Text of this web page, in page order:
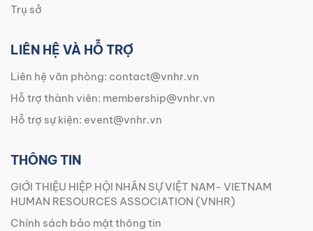
Trụ sở
LIÊN HỆ VÀ HỖ TRỢ
Liên hệ văn phòng: contact@vnhr.vn
Hỗ trợ thành viên: membership@vnhr.vn
Hỗ trợ sự kiện: event@vnhr.vn
THÔNG TIN
GIỚI THIỆU HIỆP HỘI NHÂN SỰ VIỆT NAM- VIETNAM
HUMAN RESOURCES ASSOCIATION (VNHR)
Chính sách bảo mật thông tin